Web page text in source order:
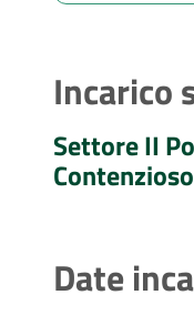
Incarico
Settore II
Contenzioso
Date